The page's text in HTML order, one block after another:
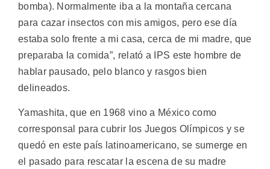
bomba). Normalmente iba a la montaña cercana
para cazar insectos con mis amigos, pero ese día
estaba solo frente a mi casa, cerca de mi madre, que
preparaba la comida”, relató a IPS este hombre de
hablar pausado, pelo blanco y rasgos bien
delineados.
Yamashita, que en 1968 vino a México como
corresponsal para cubrir los Juegos Olímpicos y se
quedó en este país latinoamericano, se sumerge en
el pasado para rescatar la escena de su madre